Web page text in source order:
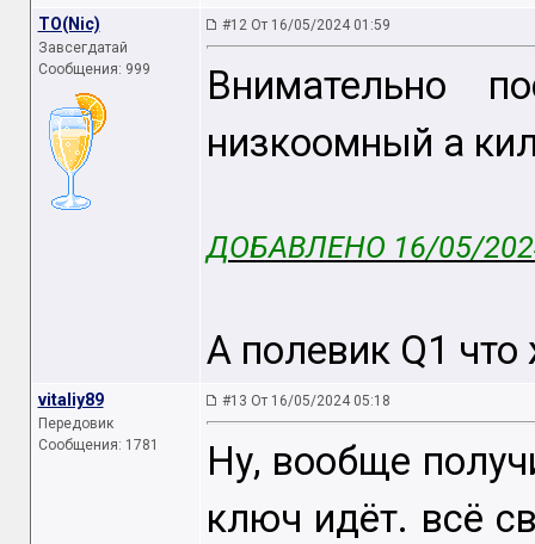
TO(Nic)
Завсегдатай
Сообщения: 999
#12 От 16/05/2024 01:59
Внимательно
низкоомный а
ДОБАВЛЕНО 16/05/
А полевик Q1
vitaliy89
Передовик
Сообщения: 1781
#13 От 16/05/2024 05:18
Ну, вообще
ключ идёт. всё